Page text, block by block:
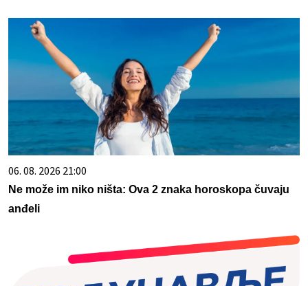
06. 08. 2026 21:00
Ne može im niko ništa: Ova 2 znaka horoskopa čuvaju
anđeli